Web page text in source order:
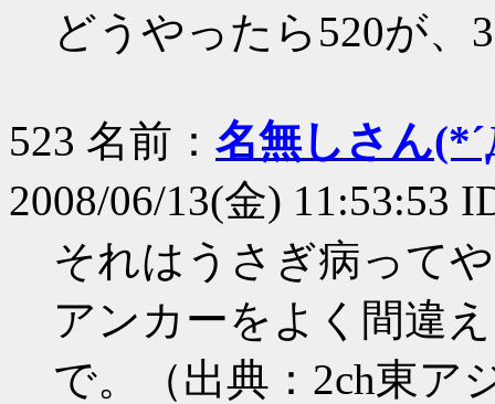
どうやったら520が
523 名前： 名無しさん
2008/06/13(金) 11:53:53
それはうさぎ病って
アンカーをよく間違
で。（出典：2ch東ア